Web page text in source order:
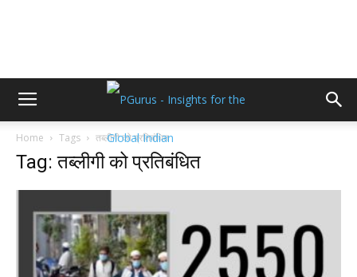
Home Tags तब्लीगी को प्रतिबंधित
Tag: तब्लीगी को प्रतिबंधित